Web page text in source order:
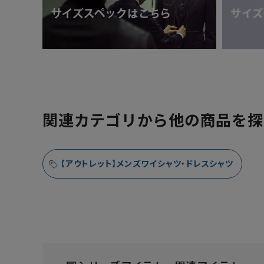
関連カテゴリから他の商品を
【アウトレット】メンズワイシャツ・ドレスシャツ